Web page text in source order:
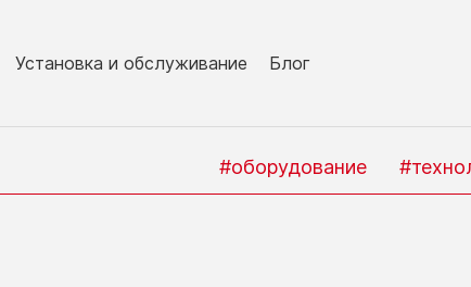
Установка и обслуживание Блог
#оборудование